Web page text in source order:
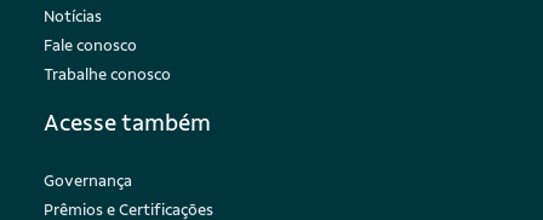
Notícias
Fale conosco
Trabalhe conosco
Acesse também
Governança
Prêmios e Certificações